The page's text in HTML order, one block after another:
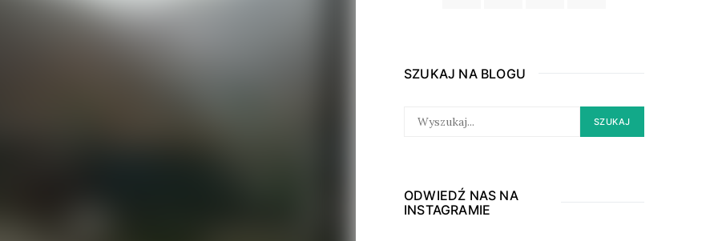
SZUKAJ NA BLOGU
FOR:
SZUKAJ
ODWIEDŹ NAS NA
INSTAGRAMIE